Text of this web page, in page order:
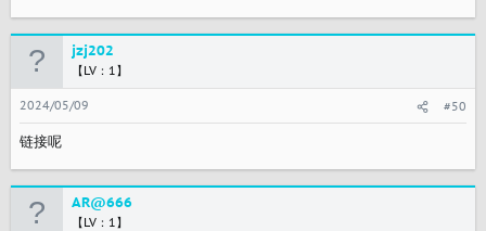
jzj202
【LV：1】
2024/05/09 #50
链接呢
AR@666
【LV：1】